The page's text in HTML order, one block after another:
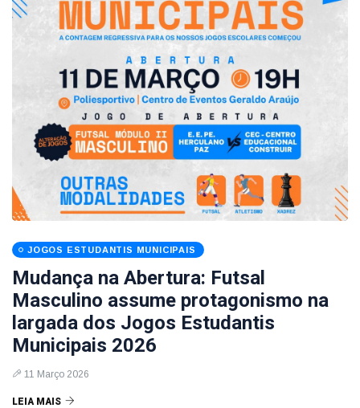
JOGOS ESTUDANTIS MUNICIPAIS
Mudança na Abertura: Futsal
Masculino assume protagonismo na
largada dos Jogos Estudantis
Municipais 2026
11 Março 2026
LEIA MAIS